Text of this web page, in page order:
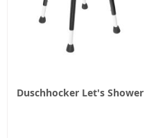
Duschhocker Let's Shower